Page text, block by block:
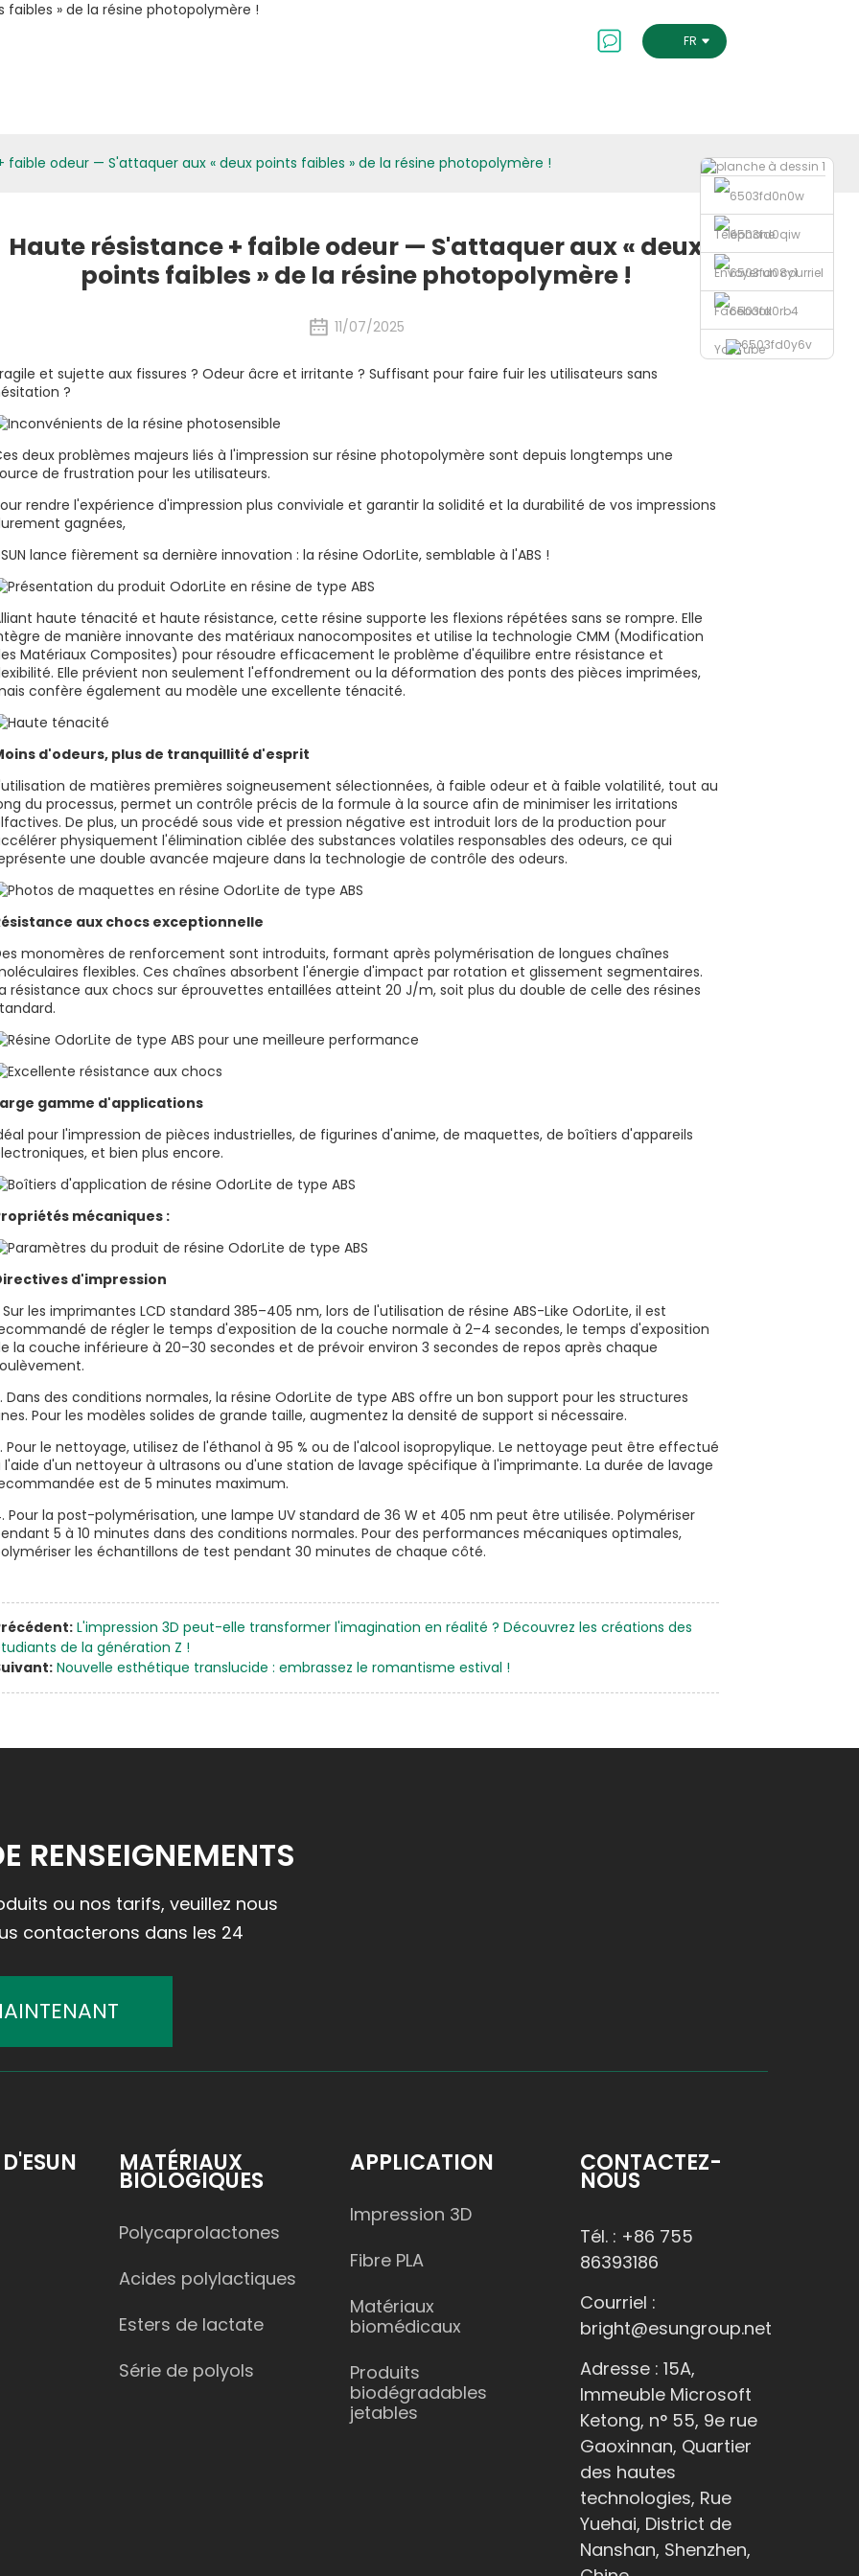
FRENCH
Téléphone
Envoyer un courriel
Facebook
YouTube
faible odeur — S'attaquer aux « deux points faibles » de la résine photopolymère !
Haute résistance + faible odeur — S'attaquer aux « deux
points faibles » de la résine photopolymère !
11/07/2025
et sujette aux fissures ? Odeur âcre et irritante ? Suffisant pour faire fuir les utilisateurs sans
?
deux problèmes majeurs liés à l'impression sur résine photopolymère sont depuis longtemps une
de frustration pour les utilisateurs.
rendre l'expérience d'impression plus conviviale et garantir la solidité et la durabilité de vos impressions
gagnées,
lance fièrement sa dernière innovation : la résine OdorLite, semblable à l'ABS !
haute ténacité et haute résistance, cette résine supporte les flexions répétées sans se rompre. Elle
de manière innovante des matériaux nanocomposites et utilise la technologie CMM (Modification
Matériaux Composites) pour résoudre efficacement le problème d'équilibre entre résistance et
Elle prévient non seulement l'effondrement ou la déformation des ponts des pièces imprimées,
confère également au modèle une excellente ténacité.
d'odeurs, plus de tranquillité d'esprit
de matières premières soigneusement sélectionnées, à faible odeur et à faible volatilité, tout au
du processus, permet un contrôle précis de la formule à la source afin de minimiser les irritations
De plus, un procédé sous vide et pression négative est introduit lors de la production pour
physiquement l'élimination ciblée des substances volatiles responsables des odeurs, ce qui
une double avancée majeure dans la technologie de contrôle des odeurs.
aux chocs exceptionnelle
monomères de renforcement sont introduits, formant après polymérisation de longues chaînes
flexibles. Ces chaînes absorbent l'énergie d'impact par rotation et glissement segmentaires.
résistance aux chocs sur éprouvettes entaillées atteint 20 J/m, soit plus du double de celle des résines
gamme d'applications
pour l'impression de pièces industrielles, de figurines d'anime, de maquettes, de boîtiers d'appareils
et bien plus encore.
mécaniques :
d'impression
Sur les imprimantes LCD standard 385–405 nm, lors de l'utilisation de résine ABS-Like OdorLite, il est
de régler le temps d'exposition de la couche normale à 2–4 secondes, le temps d'exposition
la couche inférieure à 20–30 secondes et de prévoir environ 3 secondes de repos après chaque
Dans des conditions normales, la résine OdorLite de type ABS offre un bon support pour les structures
Pour les modèles solides de grande taille, augmentez la densité de support si nécessaire.
Pour le nettoyage, utilisez de l'éthanol à 95 % ou de l'alcool isopropylique. Le nettoyage peut être effectué
l'aide d'un nettoyeur à ultrasons ou d'une station de lavage spécifique à l'imprimante. La durée de lavage
est de 5 minutes maximum.
Pour la post-polymérisation, une lampe UV standard de 36 W et 405 nm peut être utilisée. Polymériser
5 à 10 minutes dans des conditions normales. Pour des performances mécaniques optimales,
les échantillons de test pendant 30 minutes de chaque côté.
L'impression 3D peut-elle transformer l'imagination en réalité ? Découvrez les créations des
de la génération Z !
Nouvelle esthétique translucide : embrassez le romantisme estival !
RENSEIGNEMENTS
ou nos tarifs, veuillez nous
contacterons dans les 24
MATÉRIAUX
BIOLOGIQUES
Polycaprolactones
Acides polylactiques
Esters de lactate
Série de polyols
APPLICATION
Impression 3D
Fibre PLA
Matériaux
biomédicaux
Produits
biodégradables
jetables
CONTACTEZ-
NOUS
Tél. : +86 755
86393186
Courriel :
bright@esungroup.net
Adresse : 15A,
Immeuble Microsoft
Ketong, n° 55, 9e rue
Gaoxinnan, Quartier
des hautes
technologies, Rue
Yuehai, District de
Nanshan, Shenzhen,